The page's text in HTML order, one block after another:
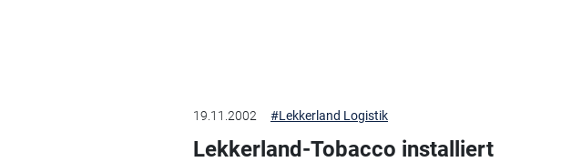
19.11.2002 #Lekkerland Logistik
Lekkerland-Tobacco installiert